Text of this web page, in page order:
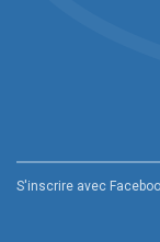
S'inscrire avec